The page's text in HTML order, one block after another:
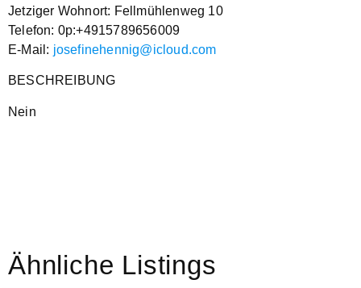
Jetziger Wohnort: Fellmühlenweg 10
Telefon: 0p:+4915789656009
E-Mail: josefinehennig@icloud.com
BESCHREIBUNG
Nein
Ähnliche Listings